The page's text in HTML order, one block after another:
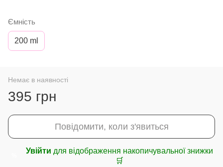
Ємність
200 ml
Немає в наявності
395 грн
Повідомити, коли з'явиться
Увійти для відображення накопичувальної знижки
🛒